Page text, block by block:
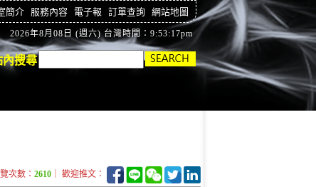
簡介 服務內容 電子報 訂單查詢 網站地圖
2026年8月08日 (週六) 台灣時間：9:53:18pm
搜尋
次數： 2610 ｜ 歡迎推文：